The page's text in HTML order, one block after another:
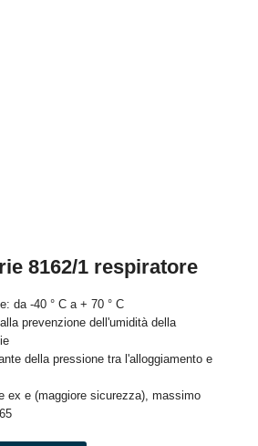
8162/1 respiratore
da -40 ° C a + 70 ° C
prevenzione dell'umidità della
della pressione tra l'alloggiamento e
ex e (maggiore sicurezza), massimo